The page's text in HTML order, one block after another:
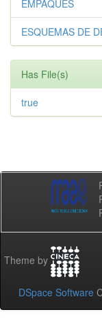
EMPAQUES
ESQUEMAS DE
Has File(s)
true
Theme by
DSpace Software